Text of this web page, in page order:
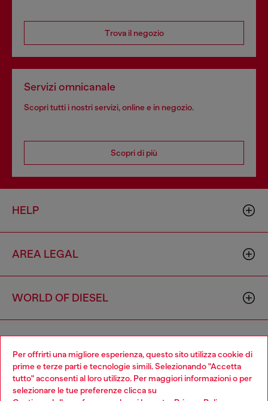
Per offrirti una migliore esperienza, questo sito utilizza cookie di
prime e terze parti e tecnologie simili. Selezionando "Accetta
tutto" acconsenti al loro utilizzo. Per maggiori informazioni o per
selezionare le tue preferenze clicca su
Trova il negozio
Servizi omnicanale
Scopri tutti i nostri servizi, online e in negozio.
Scopri di più
HELP
AREA LEGAL
WORLD OF DIESEL
Choose your location